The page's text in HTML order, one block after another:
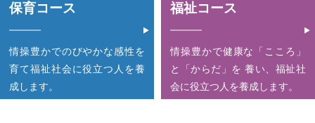
保育コース
情操豊かでのびやかな感性を
育て福祉社会に役立つ人を養
成します。
福祉コース
情操豊かで健康な「こころ」
と「からだ」を 養い、福祉社
会に役立つ人を養成します。